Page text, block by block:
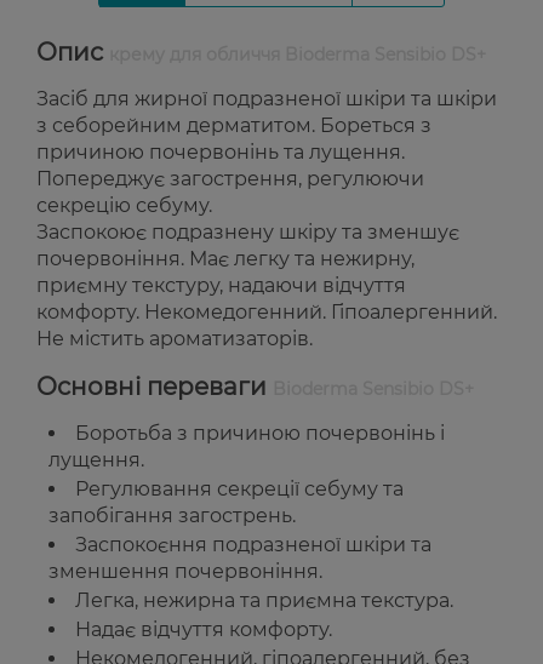
Опис
Засіб для жирної подразненої шкіри та шкіри
з себорейним дерматитом. Бореться з
причиною почервонінь та лущення.
Попереджує загострення, регулюючи
секрецію себуму.
Заспокоює подразнену шкіру та зменшує
почервоніння. Має легку та нежирну,
приємну текстуру, надаючи відчуття
комфорту. Некомедогенний. Гіпоалергенний.
Не містить ароматизаторів.
Основні переваги
Боротьба з причиною почервонінь і
лущення.
Регулювання секреції себуму та
запобігання загострень.
Заспокоєння подразненої шкіри та
зменшення почервоніння.
Легка, нежирна та приємна текстура.
Надає відчуття комфорту.
Некомедогенний, гіпоалергенний, без